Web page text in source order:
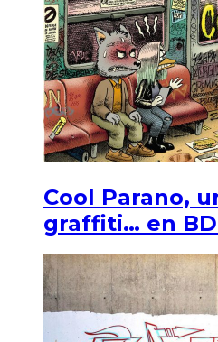
Cool Parano,
graffiti… en